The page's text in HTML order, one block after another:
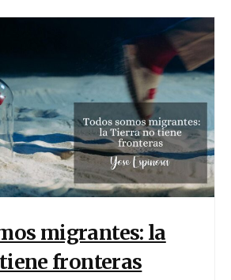
migrantes: la
fronteras